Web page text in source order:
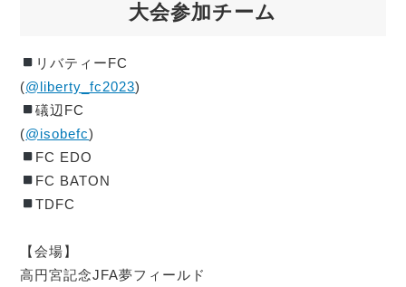
大会参加チーム
リバティーFC
(@liberty_fc2023)
礒辺FC
(@isobefc)
FC EDO
FC BATON
TDFC
【会場】
高円宮記念JFA夢フィールド